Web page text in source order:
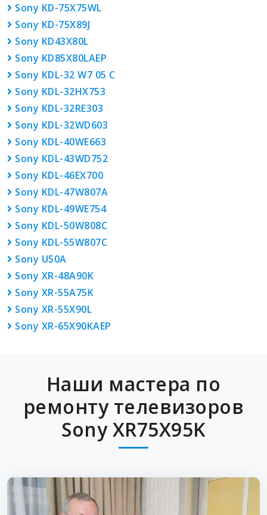
Sony KD-75X75WL
Sony KD-75X89J
Sony KD43X80L
Sony KD85X80LAEP
Sony KDL-32 W7 05 C
Sony KDL-32HX753
Sony KDL-32RE303
Sony KDL-32WD603
Sony KDL-40WE663
Sony KDL-43WD752
Sony KDL-46EX700
Sony KDL-47W807A
Sony KDL-49WE754
Sony KDL-50W808C
Sony KDL-55W807C
Sony U50A
Sony XR-48A90K
Sony XR-55A75K
Sony XR-55X90L
Sony XR-65X90KAEP
Наши мастера по
ремонту телевизоров
Sony XR75X95K